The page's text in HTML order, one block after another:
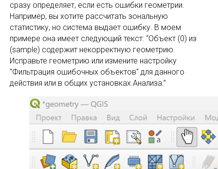
сразу определяет, если есть ошибки геометрии.
Например, вы хотите рассчитать зональную
статистику, но система выдает ошибку. В моем
примере она имеет следующий текст: “Объект (0) из
(sample) содержит некорректную геометрию.
Исправьте геометрию или измените настройку
"Фильтрация ошибочных объектов" для данного
действия или в общих установках Анализа.”